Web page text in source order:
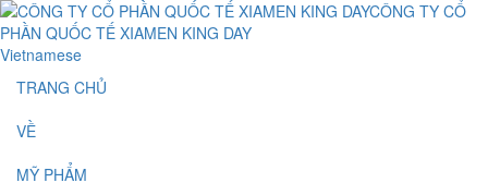
Vietnamese
TRANG CHỦ
VỀ
MỸ PHẨM